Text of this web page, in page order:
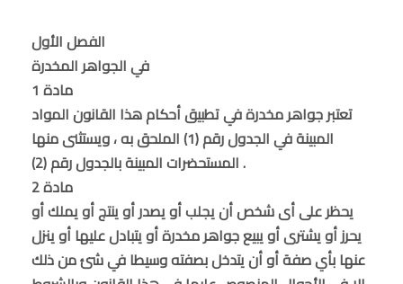
الفصل الأول
في الجواهر المخدرة
مادة 1
تعتبر جواهر مخدرة في تطبيق أحكام هذا القانون المواد
المبينة في الجدول رقم (1) الملحق به ، ويستثنى منها
المستحضرات المبينة بالجدول رقم (2) .
مادة 2
يحظر على أى شخص أن يجلب أو يصدر أو ينتج أو يملك أو
يحرز أو يشترى أو يبيع جواهر مخدرة أو يتبادل عليها أو ينزل
عنها بأي صفة أو أن يتدخل بصفته وسيطا في شئ من ذلك